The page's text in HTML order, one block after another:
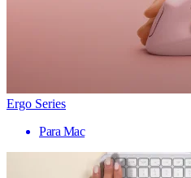
Ergo Series
Para Mac